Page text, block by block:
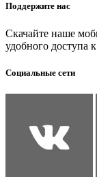
Поддержите нас
Скачайте наше
удобного доступа
Социальные сети